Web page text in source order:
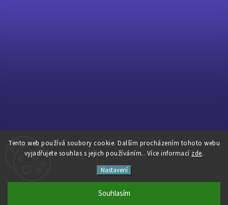
Tento web používá soubory cookie. Dalším procházením tohoto webu
vyjadřujete souhlas s jejich používáním.. Více informací zde.
Nastavení
Souhlasím
Sledovat na Instagramu
Pavé Cycles. Všechna práva vyhrazena.
VytvořilShoptet| DesignShoptak.cz